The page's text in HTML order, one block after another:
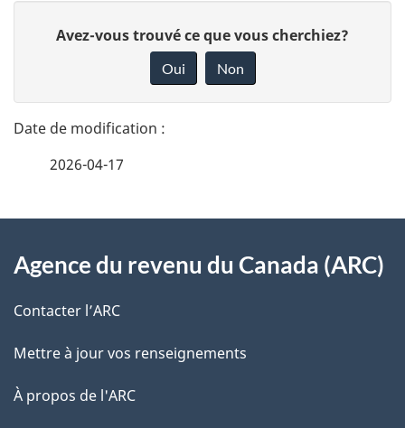
t
a
l
s
l
a
n
o
t
r
e
é
t
Avez-vous trouvé ce que vous cherchiez?
Oui Non
2026-04-17
propos
de
ce
site
Agence du revenu du Canada (ARC)
Contacter l’ARC
Mettre à jour vos renseignements
À propos de l'ARC